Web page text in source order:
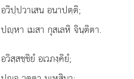
อวิปฺปวาเสน อนาปตฺติ;
ปฺหา เมสา กุสเลหิ จินฺติตา.
อวิสฺสชฺชิยํ อเวภงฺคิยํ;